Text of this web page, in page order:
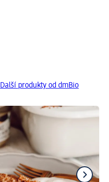
Další produkty od dmBio